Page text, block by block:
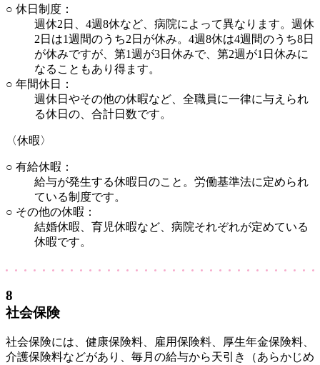
○ 休日制度：
週休2日、4週8休など、病院によって異なります。週休
2日は1週間のうち2日が休み。4週8休は4週間のうち8日
が休みですが、第1週が3日休みで、第2週が1日休みに
なることもあり得ます。
○ 年間休日：
週休日やその他の休暇など、全職員に一律に与えられ
る休日の、合計日数です。
〈休暇〉
○ 有給休暇：
給与が発生する休暇日のこと。労働基準法に定められ
ている制度です。
○ その他の休暇：
結婚休暇、育児休暇など、病院それぞれが定めている
休暇です。
8
社会保険
社会保険には、健康保険料、雇用保険料、厚生年金保険料、
介護保険料などがあり、毎月の給与から天引き（あらかじめ